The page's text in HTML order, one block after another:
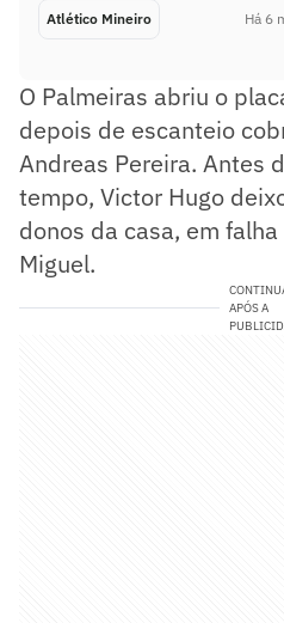
Atlético Mineiro Há 6
O Palmeiras abriu o
depois de escanteio
Andreas Pereira. Antes
tempo, Victor Hugo
donos da casa, em
Miguel.
APÓS A